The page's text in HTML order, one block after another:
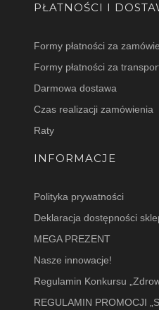
PŁATNOŚCI I
Formy płatności za
Formy płatności za
Darmowa dostawa
Czas realizacji zamówienia
Raty
INFORMACJE
Polityka prywatności
Deklaracja dostępności
MEGA PREZENT
Nasze innowacje!
Regulamin Konkursu
REGULAMIN PROMOCJI